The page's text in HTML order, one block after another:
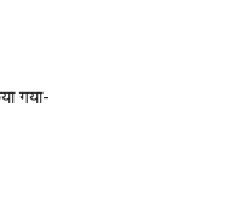
गया-